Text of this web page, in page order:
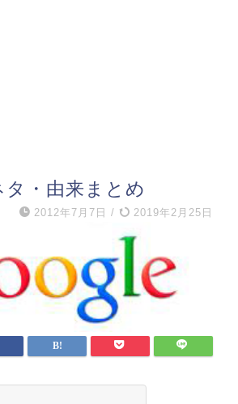
・由来まとめ
2012年7月7日 / 2019年2月25日